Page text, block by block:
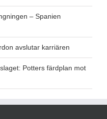
– Spanien
avslutar karriären
Potters färdplan mot